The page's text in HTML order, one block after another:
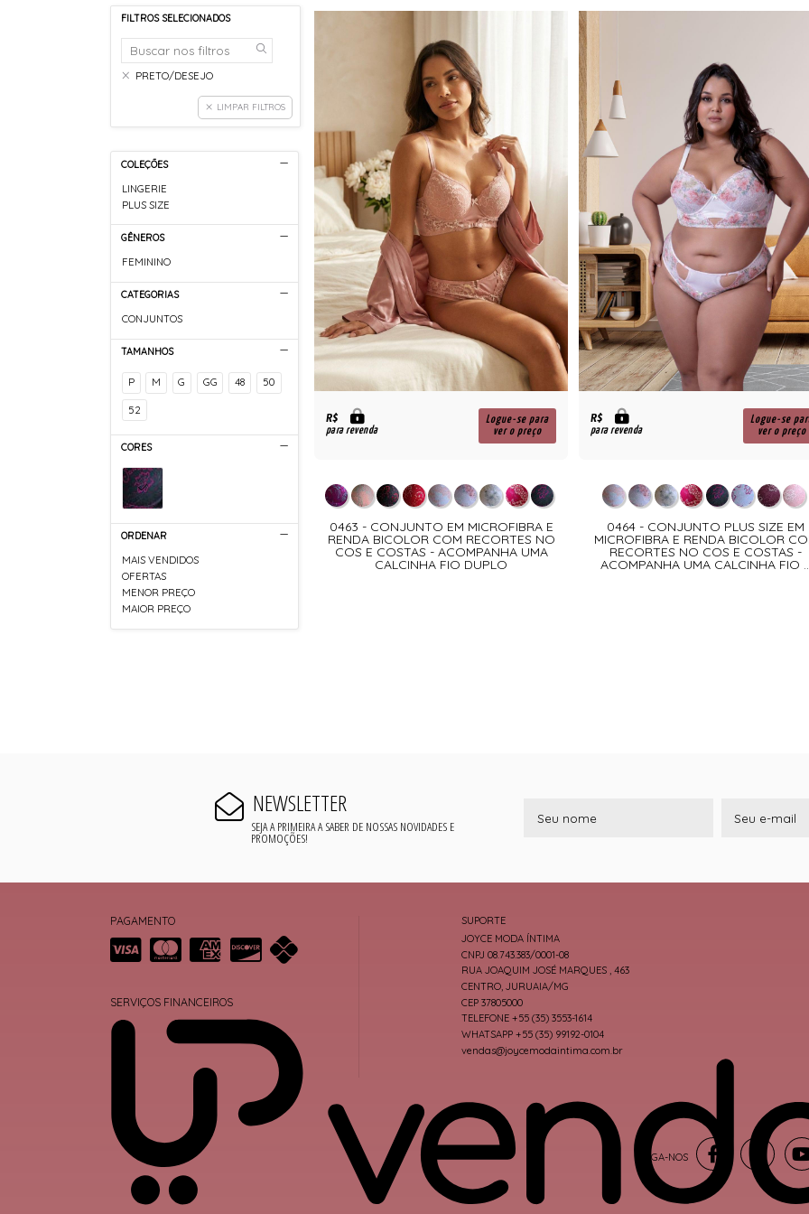
FILTROS SELECIONADOS
PRETO/DESEJO
LIMPAR FILTROS
COLEÇÕES
LINGERIE
PLUS SIZE
GÊNEROS
FEMININO
CATEGORIAS
CONJUNTOS
TAMANHOS
P M G GG 48 50
52
CORES
ORDENAR
MAIS VENDIDOS
OFERTAS
MENOR PREÇO
MAIOR PREÇO
R$
para revenda
Logue-se para
ver o preço
0463 - CONJUNTO EM MICROFIBRA E
RENDA BICOLOR COM RECORTES NO
COS E COSTAS - ACOMPANHA UMA
CALCINHA FIO DUPLO
R$
para revenda
Logue-se
ver o preço
0464 - CONJUNTO PLUS SIZE EM
MICROFIBRA E RENDA BICOLOR
RECORTES NO COS E COSTAS -
ACOMPANHA UMA CALCINHA FIO
NEWSLETTER
SEJA A PRIMEIRA A SABER DE NOSSAS NOVIDADES E
PROMOÇÕES!
PAGAMENTO
SERVIÇOS FINANCEIROS
SUPORTE
JOYCE MODA ÍNTIMA
CNPJ 08.743.383/0001-08
RUA JOAQUIM JOSÉ MARQUES , 463
CENTRO, JURUAIA/MG
CEP 37805000
TELEFONE +55 (35) 3553-1614
WHATSAPP +55 (35) 99192-0104
vendas@joycemodaintima.com.br